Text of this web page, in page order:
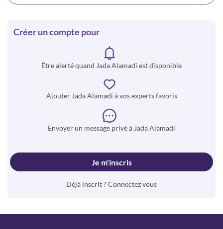
Créer un compte pour
Être alerté quand Jada Alamadi est disponible
Ajouter Jada Alamadi à vos experts favoris
Envoyer un message privé à Jada Alamadi
Je m'inscris
Déjà inscrit ? Connectez vous